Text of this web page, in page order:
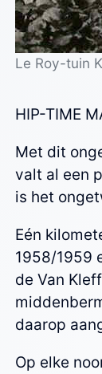
Le Roy-tuin
HIP-TIME
Met dit
valt al een
is het
Eén
1958/1959
de Van
daarop
Op elke